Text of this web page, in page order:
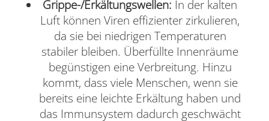
Grippe-/Erkältungswellen: In der kalten
Luft können Viren effizienter zirkulieren,
da sie bei niedrigen Temperaturen
stabiler bleiben. Überfüllte Innenräume
begünstigen eine Verbreitung. Hinzu
kommt, dass viele Menschen, wenn sie
bereits eine leichte Erkältung haben und
das Immunsystem dadurch geschwächt